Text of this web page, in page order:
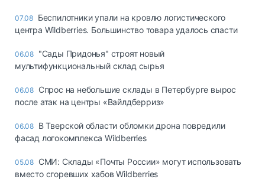
07.08 Беспилотники упали на кровлю логистического
центра Wildberries. Большинство товара удалось спасти
06.08 "Сады Придонья" строят новый
мультифункциональный склад сырья
06.08 Спрос на небольшие склады в Петербурге вырос
после атак на центры «Вайлдберриз»
06.08 В Тверской области обломки дрона повредили
фасад логокомплекса Wildberries
05.08 СМИ: Склады «Почты России» могут использовать
вместо сгоревших хабов Wildberries